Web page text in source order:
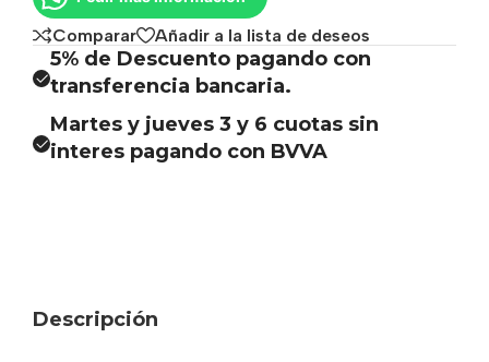
Comparar Añadir a la lista de deseos
5% de Descuento pagando con
transferencia bancaria.
Martes y jueves 3 y 6 cuotas sin
interes pagando con BVVA
Descripción